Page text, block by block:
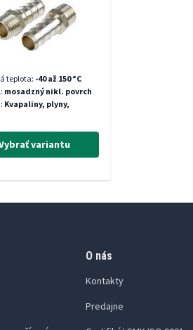
teplota: -40 až 150 °C
mosadzný nikl. povrch
Kvapaliny, plyny,
variantu
O nás
Kontakty
Predajne